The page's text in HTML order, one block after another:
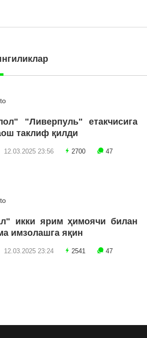
"Ливерпуль" етакчисига
таклиф қилди
12.03.2025 23:56 2700 47
икки ярим ҳимоячи билан
имзолашга яқин
12.03.2025 23:24 2541 47